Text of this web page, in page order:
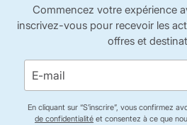
Commencez votre expérience
inscrivez-vous pour recevoir les
offres et
En cliquant sur “S’inscrire”, vous confirmez
de confidentialité et consentez à ce que